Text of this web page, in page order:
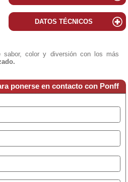
DATOS TÉCNICOS
color y diversión con los más
ponerse en contacto con Ponff